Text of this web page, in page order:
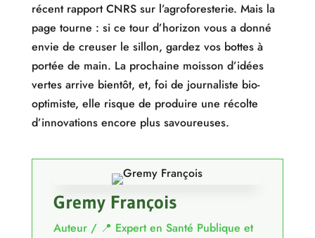
récent rapport CNRS sur l’agroforesterie. Mais la
page tourne : si ce tour d’horizon vous a donné
envie de creuser le sillon, gardez vos bottes à
portée de main. La prochaine moisson d’idées
vertes arrive bientôt, et, foi de journaliste bio-
optimiste, elle risque de produire une récolte
d’innovations encore plus savoureuses.
Gremy François
Auteur / 📍 Expert en Santé Publique et